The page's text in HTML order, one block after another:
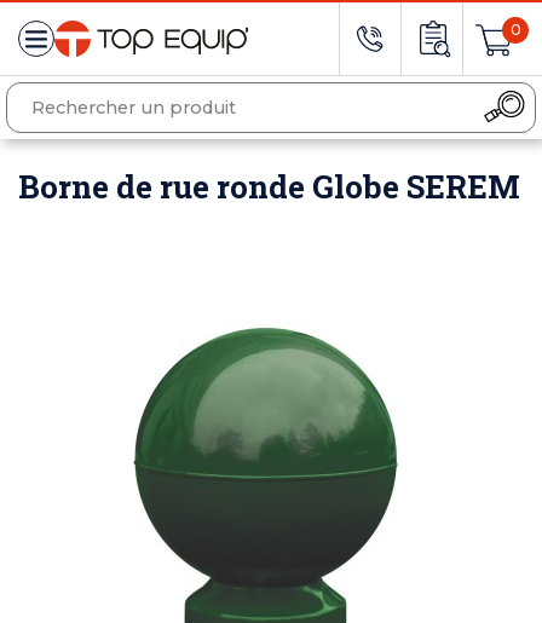
0
Borne de rue ronde Globe SEREM